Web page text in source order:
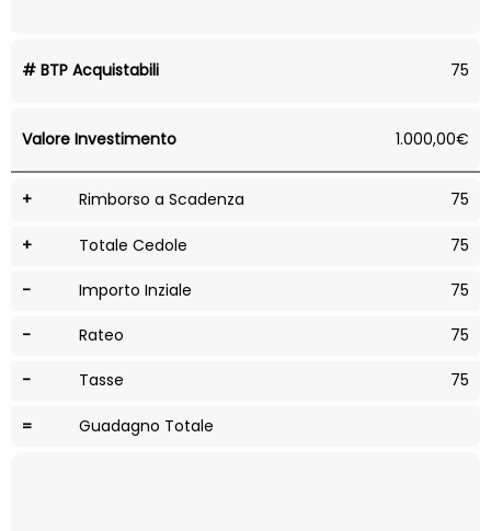
# BTP Acquistabili 75
Valore Investimento 1.000,00€
+ Rimborso a Scadenza 75
+ Totale Cedole 75
- Importo Inziale 75
- Rateo 75
- Tasse 75
= Guadagno Totale